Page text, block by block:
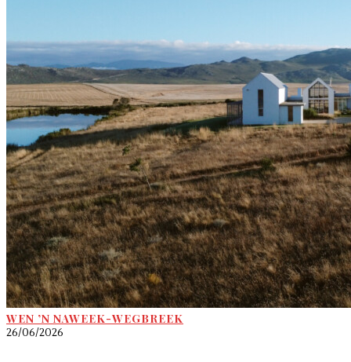
WEN ’N NAWEEK-WEGBREEK
26/06/2026